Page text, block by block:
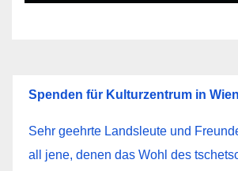
Spenden für Kulturzentrum in Wien
Sehr geehrte Landsleute und
all jene, denen das Wohl des